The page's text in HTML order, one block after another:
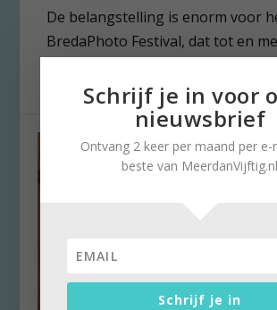
De belangstelling is enorm voor
BredaPhoto Festival, dat tot en
Schrijf je in voor
nieuwsbrief
Ontvang 2 keer per maand per
beste van MeerdanVijftig.nl
Schrijf je in